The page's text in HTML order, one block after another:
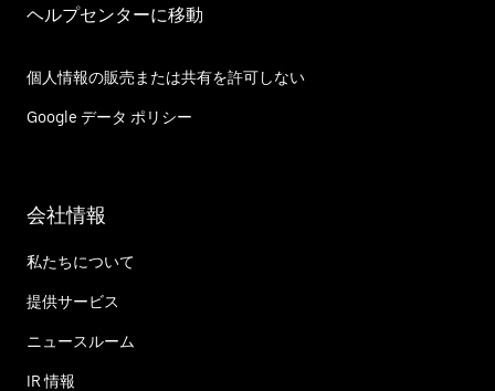
ヘルプセンターに移動
個人情報の販売または共有を許可しない
Google データ ポリシー
会社情報
私たちについて
提供サービス
ニュースルーム
IR 情報